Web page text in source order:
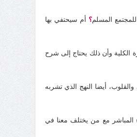
المسلم؟ أم سيحتفي بها
الكلية وأن ذلك يحتاج إلى شرح
أيضا النهج الذي تشربه
المباشر مع من يختلف معنا في